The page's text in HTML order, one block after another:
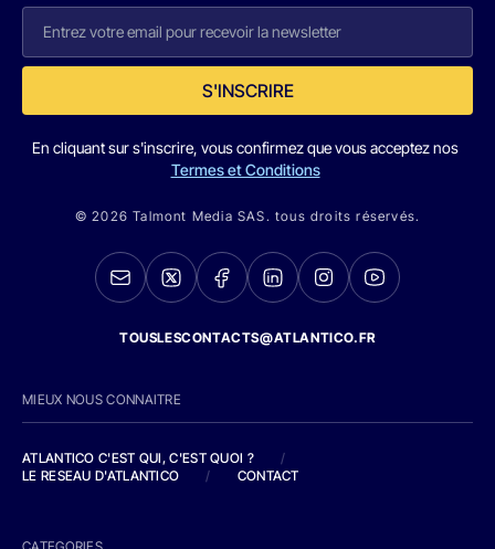
S'INSCRIRE
En cliquant sur s'inscrire, vous confirmez que vous acceptez nos
Termes et Conditions
© 2026 Talmont Media SAS. tous droits réservés.
TOUSLESCONTACTS@ATLANTICO.FR
MIEUX NOUS CONNAITRE
ATLANTICO C'EST QUI, C'EST QUOI ?
/
LE RESEAU D'ATLANTICO
/ CONTACT